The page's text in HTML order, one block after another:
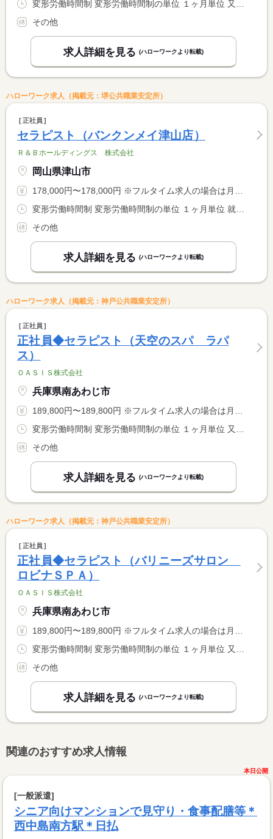
その他
求人詳細を見る (ハローワークより転載)
ハローワーク求人（掲載元：堺公共職業安定所）
正社員
セラピスト（バンクンメイ津山店）
Ｒ＆Ｂホールディングス 株式会社
岡山県津山市
178,000円〜178,000円 ※フルタイム求人の場合は月額（換算額）、パート求人の場合は時間額を表示しています。
その他
求人詳細を見る (ハローワークより転載)
ハローワーク求人（掲載元：神戸公共職業安定所）
正社員
正社員◆セラピスト（天空のスパ ラパ
ス）
ＯＡＳＩＳ株式会社
兵庫県南あわじ市
189,800円〜189,800円 ※フルタイム求人の場合は月額（換算額）、パート求人の場合は時間額を表示しています。
その他
求人詳細を見る (ハローワークより転載)
ハローワーク求人（掲載元：神戸公共職業安定所）
正社員
正社員◆セラピスト（バリニーズサロン
ロビナＳＰＡ）
ＯＡＳＩＳ株式会社
兵庫県南あわじ市
189,800円〜189,800円 ※フルタイム求人の場合は月額（換算額）、パート求人の場合は時間額を表示しています。
その他
求人詳細を見る (ハローワークより転載)
関連のおすすめ求人情報
本日公開
[一般派遣]
シニア向けマンションで見守り・食事配膳等＊
西中島南方駅＊日払